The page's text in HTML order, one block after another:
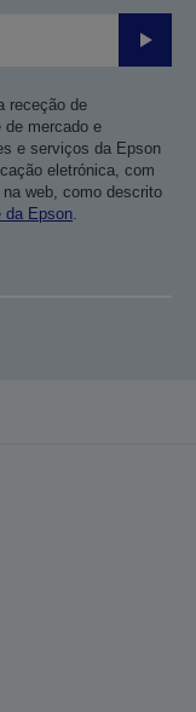
Enviar
receção de
de mercado e
e serviços da Epson
eletrónica, com
web, como descrito
da Epson.